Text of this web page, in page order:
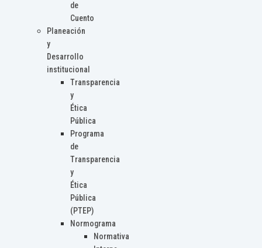
de
Cuento
Planeación
y
Desarrollo
institucional
Transparencia
y
Ética
Pública
Programa
de
Transparencia
y
Ética
Pública
(PTEP)
Normograma
Normativa